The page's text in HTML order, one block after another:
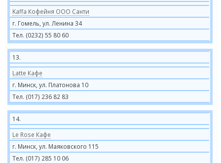
Kaffa Кофейня ООО Санти
г. Гомель, ул. Ленина 34
Тел. (0232) 55 80 60
13.
Latte Кафе
г. Минск, ул. Платонова 10
Тел. (017) 236 82 83
14.
Le Rose Кафе
г. Минск, ул. Маяковского 115
Тел. (017) 285 10 06